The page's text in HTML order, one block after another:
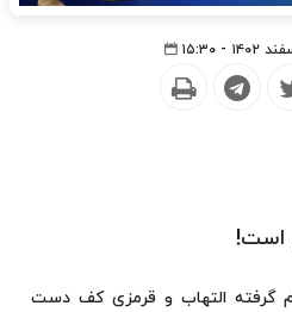
است!
گرفته التهاب و قرمزی کف دست